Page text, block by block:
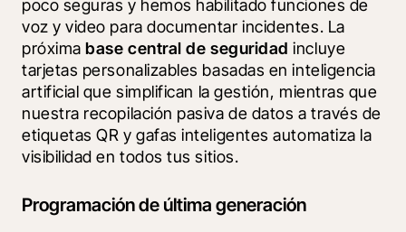
poco seguras y hemos habilitado funciones de
voz y video para documentar incidentes. La
próxima base central de seguridad incluye
tarjetas personalizables basadas en inteligencia
artificial que simplifican la gestión, mientras que
nuestra recopilación pasiva de datos a través de
etiquetas QR y gafas inteligentes automatiza la
visibilidad en todos tus sitios.
Programación de última generación